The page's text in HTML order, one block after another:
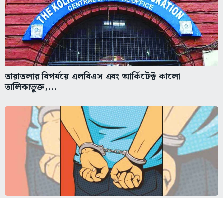
তারাতলার বিপর্যয়ে এলবিএস এবং আর্কিটেক্ট কালো
তালিকাভুক্ত,...